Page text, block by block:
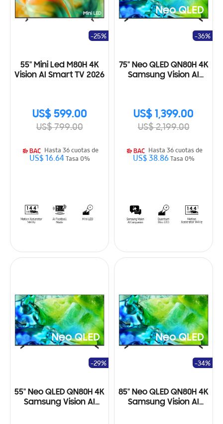
55" Mini Led M80H 4K
Vision AI Smart TV 2026
US$ 599.00
US$ 799.00
-25%
Hasta 36 cuotas de
US$ 16.64Tasa 0%
75" Neo QLED QN80H 4K
Samsung Vision AI
US$ 1,399.00
US$ 2,199.00
-36%
Hasta 36 cuotas de
US$ 38.86Tasa 0%
55" Neo QLED QN80H 4K
Samsung Vision AI
-29%
85" Neo QLED QN80H 4K
Samsung Vision AI
-34%